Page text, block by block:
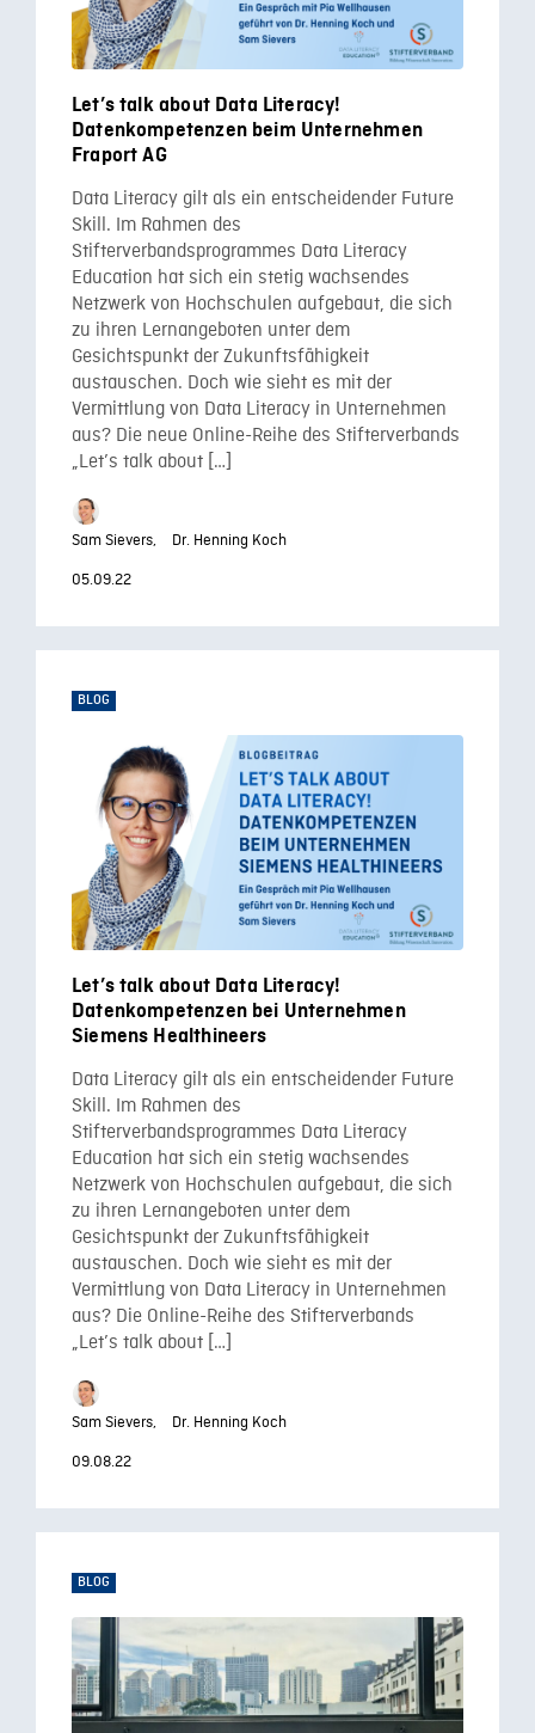
Let’s talk about Data Literacy!
Datenkompetenzen beim Unternehmen
Fraport AG
Data Literacy gilt als ein entscheidender Future
Skill. Im Rahmen des
Stifterverbandsprogrammes Data Literacy
Education hat sich ein stetig wachsendes
Netzwerk von Hochschulen aufgebaut, die sich
zu ihren Lernangeboten unter dem
Gesichtspunkt der Zukunftsfähigkeit
austauschen. Doch wie sieht es mit der
Vermittlung von Data Literacy in Unternehmen
aus? Die neue Online-Reihe des Stifterverbands
„Let’s talk about […]
Sam Sievers,
Dr. Henning Koch
05.09.22
BLOG
Let’s talk about Data Literacy!
Datenkompetenzen bei Unternehmen
Siemens Healthineers
Data Literacy gilt als ein entscheidender Future
Skill. Im Rahmen des
Stifterverbandsprogrammes Data Literacy
Education hat sich ein stetig wachsendes
Netzwerk von Hochschulen aufgebaut, die sich
zu ihren Lernangeboten unter dem
Gesichtspunkt der Zukunftsfähigkeit
austauschen. Doch wie sieht es mit der
Vermittlung von Data Literacy in Unternehmen
aus? Die Online-Reihe des Stifterverbands
„Let’s talk about […]
Sam Sievers,
Dr. Henning Koch
09.08.22
BLOG